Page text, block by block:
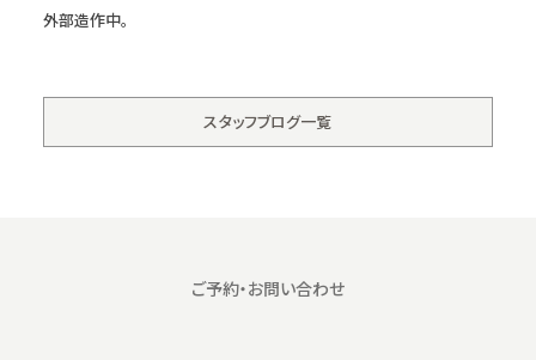
外部造作中。
スタッフブログ一覧
ご予約・お問い合わせ